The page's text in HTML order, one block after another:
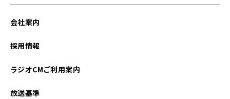
会社案内
採用情報
ラジオCMご利用案内
放送基準